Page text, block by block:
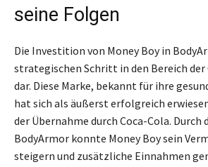
seine Folgen
Die Investition von Money Boy in
strategischen Schritt in den Bereich
dar. Diese Marke, bekannt für ihre
hat sich als äußerst erfolgreich
der Übernahme durch Coca-Cola. Durch
BodyArmor konnte Money Boy sein
steigern und zusätzliche Einnahmen